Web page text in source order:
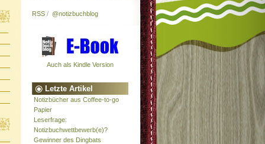
RSS / @notizbuchblog
Auch als Kindle Version
Letzte Artikel
Notizbücher aus Coffee-to-go
Papier
Leserfrage:
Notizbuchwettbewerb(e)?
Gewinner des Dingbats